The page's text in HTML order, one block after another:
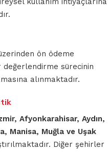
ön ödeme
sürecinin
alınmaktadır.
Afyonkarahisar, Aydın,
Manisa, Muğla ve Uşak
Diğer şehirler